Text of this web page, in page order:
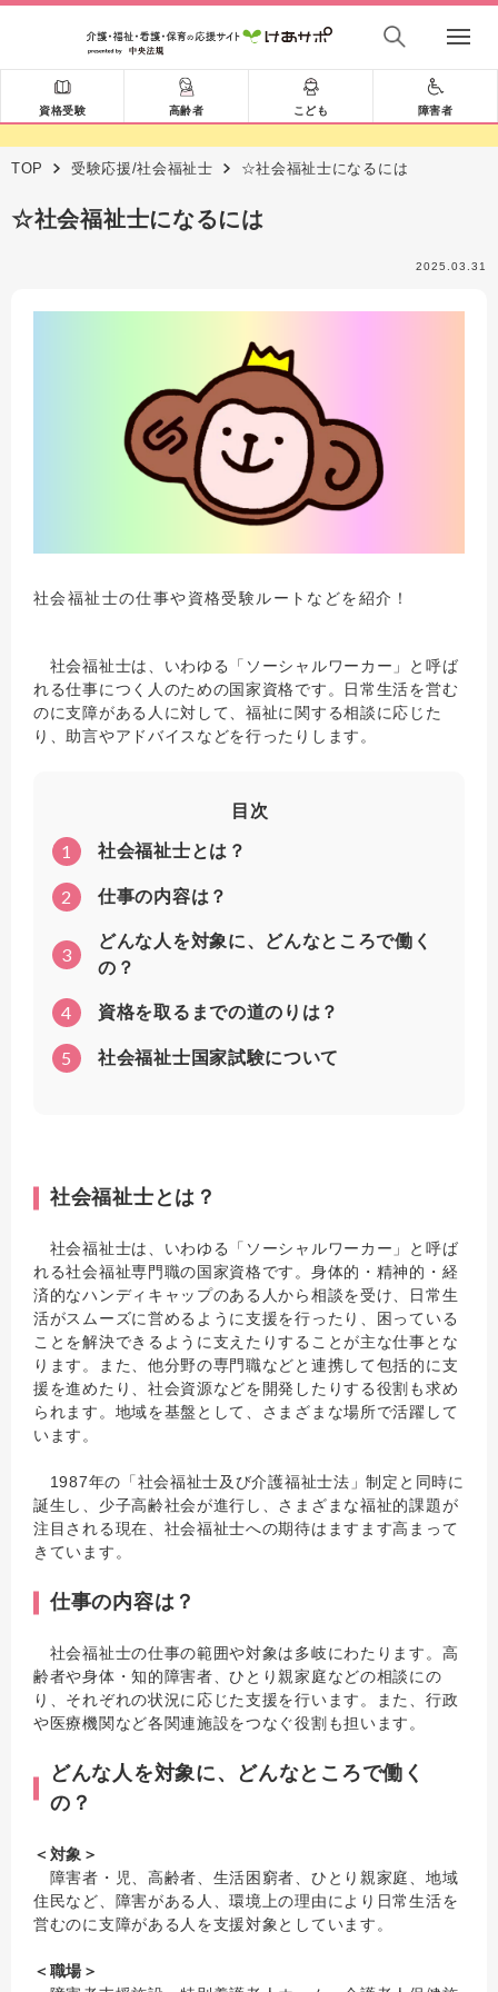
資格受験 高齢者 こども 障害者
TOP 受験応援/社会福祉士 ☆社会福祉士になるには
☆社会福祉士になるには
2025.03.31
社会福祉士の仕事や資格受験ルートなどを紹介！
社会福祉士は、いわゆる「ソーシャルワーカー」と呼ば
れる仕事につく人のための国家資格です。日常生活を営む
のに支障がある人に対して、福祉に関する相談に応じた
り、助言やアドバイスなどを行ったりします。
目次
1 社会福祉士とは？
2 仕事の内容は？
3
どんな人を対象に、どんなところで働く
の？
4 資格を取るまでの道のりは？
5 社会福祉士国家試験について
社会福祉士とは？
社会福祉士は、いわゆる「ソーシャルワーカー」と呼ば
れる社会福祉専門職の国家資格です。身体的・精神的・経
済的なハンディキャップのある人から相談を受け、日常生
活がスムーズに営めるように支援を行ったり、困っている
ことを解決できるように支えたりすることが主な仕事とな
ります。また、他分野の専門職などと連携して包括的に支
援を進めたり、社会資源などを開発したりする役割も求め
られます。地域を基盤として、さまざまな場所で活躍して
います。
1987年の「社会福祉士及び介護福祉士法」制定と同時に
誕生し、少子高齢社会が進行し、さまざまな福祉的課題が
注目される現在、社会福祉士への期待はますます高まって
きています。
仕事の内容は？
社会福祉士の仕事の範囲や対象は多岐にわたります。高
齢者や身体・知的障害者、ひとり親家庭などの相談にの
り、それぞれの状況に応じた支援を行います。また、行政
や医療機関など各関連施設をつなぐ役割も担います。
どんな人を対象に、どんなところで働く
の？
＜対象＞
障害者・児、高齢者、生活困窮者、ひとり親家庭、地域
住民など、障害がある人、環境上の理由により日常生活を
営むのに支障がある人を支援対象としています。
＜職場＞